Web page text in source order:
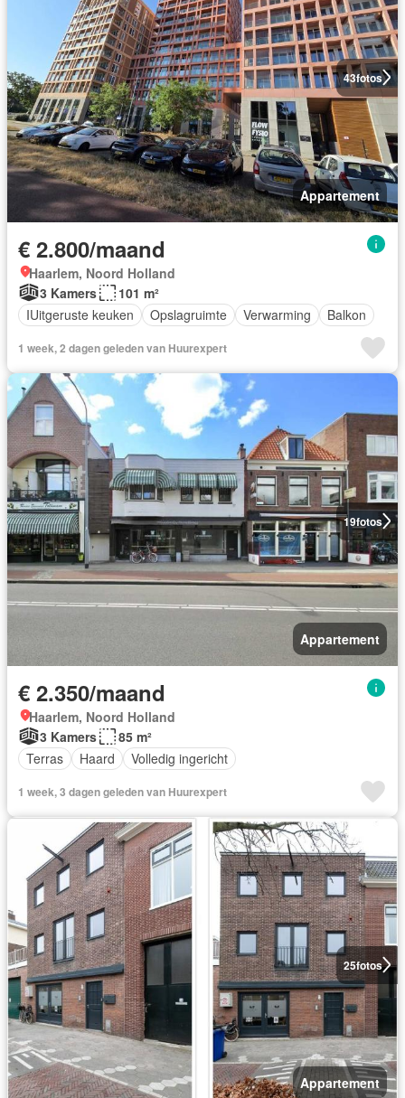
43fotos
Appartement
€ 2.800/maand
Haarlem, Noord Holland
3 Kamers
101 m²
IUitgeruste keuken
Opslagruimte Verwarming Balkon
1 week, 2 dagen geleden van Huurexpert
19fotos
Appartement
€ 2.350/maand
Haarlem, Noord Holland
3 Kamers
85 m²
Terras
Haard Volledig ingericht
1 week, 3 dagen geleden van Huurexpert
25fotos
Appartement